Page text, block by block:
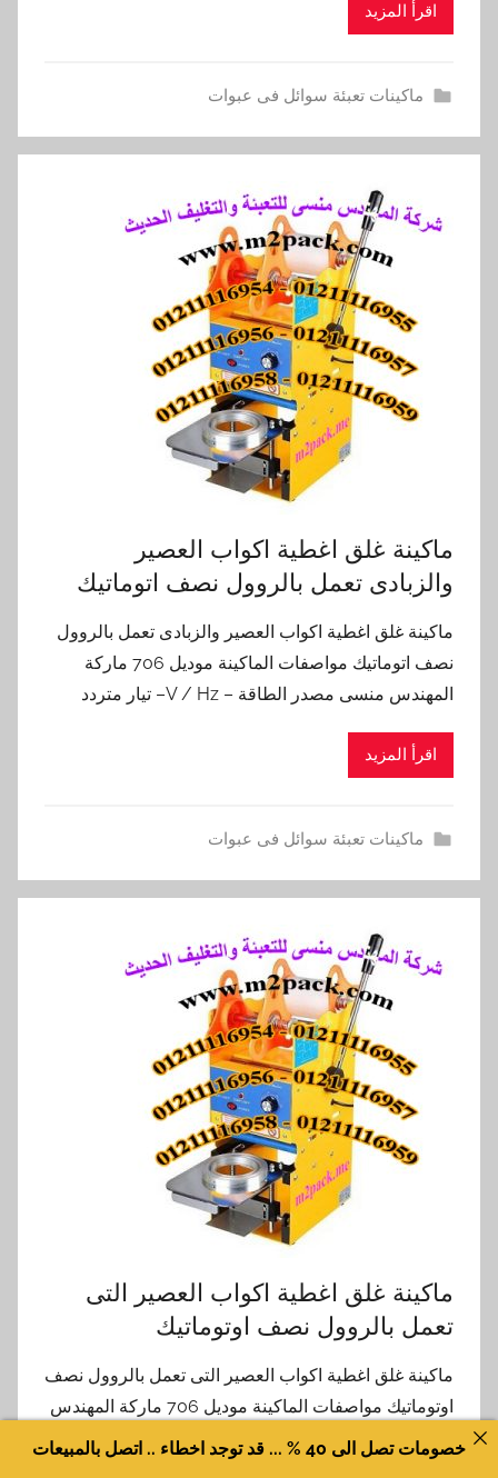
اقرأ المزيد
ماكينات تعبئة سوائل فى عبوات
ماكينة غلق اغطية اكواب العصير
والزبادى تعمل بالروول نصف اتوماتيك
ماكينة غلق اغطية اكواب العصير والزبادى تعمل بالروول
نصف اتوماتيك مواصفات الماكينة موديل 706 ماركة
المهندس منسى مصدر الطاقة – V / Hz– تيار متردد
اقرأ المزيد
ماكينات تعبئة سوائل فى عبوات
ماكينة غلق اغطية اكواب العصير التى
تعمل بالروول نصف اوتوماتيك
ماكينة غلق اغطية اكواب العصير التى تعمل بالروول نصف
اوتوماتيك مواصفات الماكينة موديل 706 ماركة المهندس
منسى مصدر الطاقة – V / Hz– تيار متردد
خصومات تصل الى 40 % ... قد توجد اخطاء .. اتصل بالمبيعات